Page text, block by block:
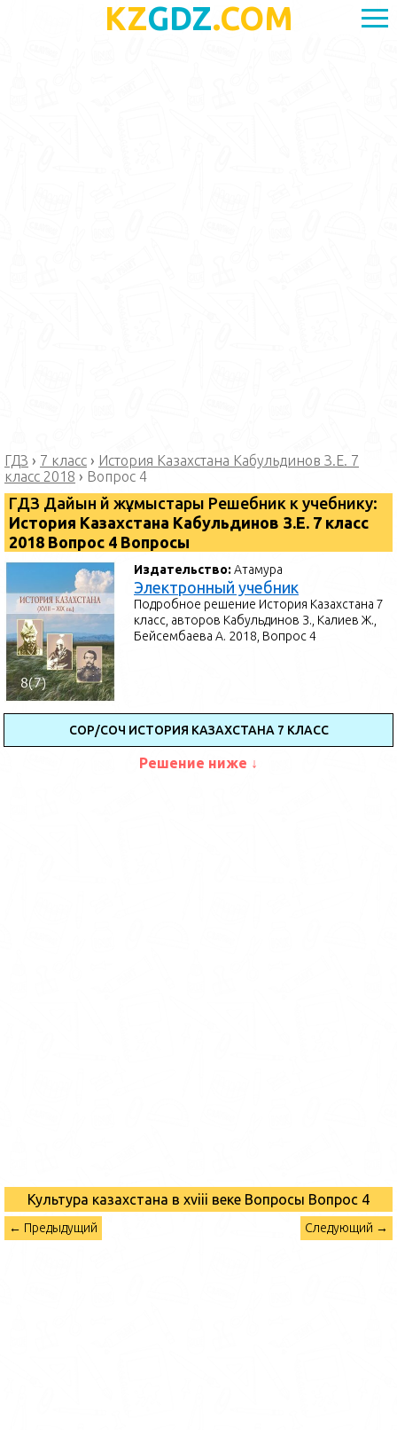
KZGDZ.COM
ГДЗ › 7 класс › История Казахстана Кабульдинов З.Е. 7
класс 2018 › Вопрос 4
ГДЗ Дайын үй жұмыстары Решебник к учебнику:
История Казахстана Кабульдинов З.Е. 7 класс
2018 Вопрос 4 Вопросы
Издательство:Атамура
Электронный учебник
Подробное решение История Казахстана 7
класс, авторов Кабульдинов З., Калиев Ж.,
Бейсембаева А. 2018, Вопрос 4
СОР/СОЧ ИСТОРИЯ КАЗАХСТАНА 7 КЛАСС
Решение ниже ↓
Культура казахстана в xviii веке Вопросы Вопрос 4
← Предыдущий Следующий →